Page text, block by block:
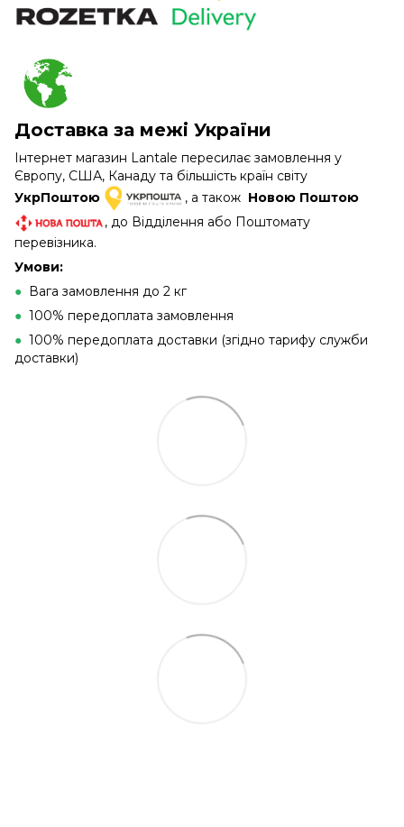
Доставка за межі України
Інтернет магазин Lantale пересилає замовлення у
Європу, США, Канаду та більшість країн світу
УкрПоштою
, а також Новою Поштою
, до Відділення або Поштомату
перевізника.
Умови:
● Вага замовлення до 2 кг
● 100% передоплата замовлення
● 100% передоплата доставки (згідно тарифу служби
доставки)